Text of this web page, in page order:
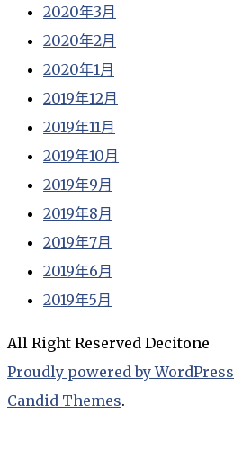
2020年3月
2020年2月
2020年1月
2019年12月
2019年11月
2019年10月
2019年9月
2019年8月
2019年7月
2019年6月
2019年5月
All Right Reserved Decitone
Proudly powered by WordPress
Candid Themes.